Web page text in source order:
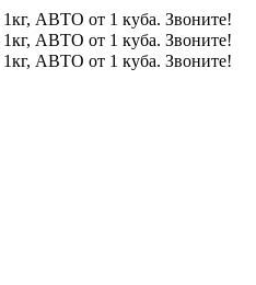
АВТО от 1 куба. Звоните!
АВТО от 1 куба. Звоните!
АВТО от 1 куба. Звоните!